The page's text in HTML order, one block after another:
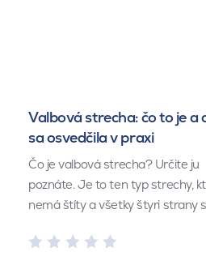
Valbová strecha: čo to je a
sa osvedčila v praxi
Čo je valbová strecha? Určite ju
poznáte. Je to ten typ strechy,
nemá štíty a všetky štyri strany